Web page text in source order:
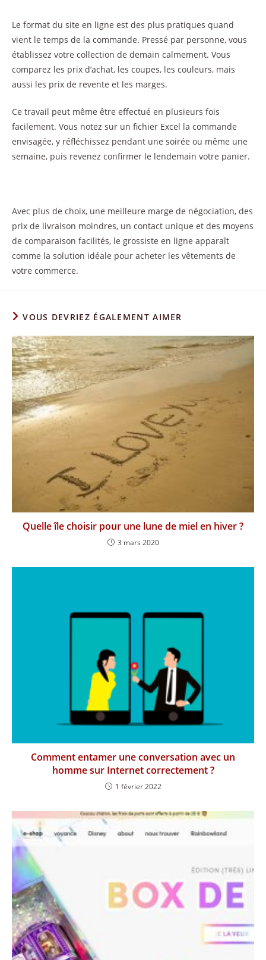
Le format du site en ligne est des plus pratiques quand
vient le temps de la commande. Pressé par personne, vous
établissez votre collection de demain calmement. Vous
comparez les prix d’achat, les coupes, les couleurs, mais
aussi les prix de revente et les marges.
Ce travail peut même être effectué en plusieurs fois
facilement. Vous notez sur un fichier Excel la commande
envisagée, y réfléchissez pendant une soirée ou même une
semaine, puis revenez confirmer le lendemain votre panier.
Avec plus de choix, une meilleure marge de négociation, des
prix de livraison moindres, un contact unique et des moyens
de comparaison facilités, le grossiste en ligne apparaît
comme la solution idéale pour acheter les vêtements de
votre commerce.
VOUS DEVRIEZ ÉGALEMENT AIMER
Quelle île choisir pour une lune de miel en hiver ?
3 mars 2020
Comment entamer une conversation avec un
homme sur Internet correctement ?
1 février 2022